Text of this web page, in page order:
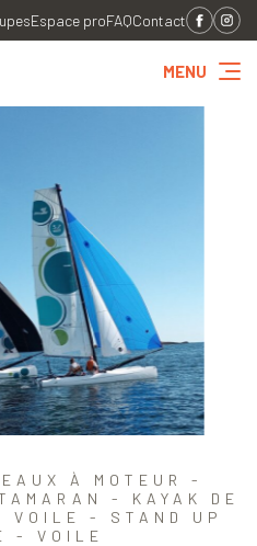
Espace proFAQContact
MENU
À MOTEUR -
- KAYAK DE
VOILE - STAND UP
- VOILE